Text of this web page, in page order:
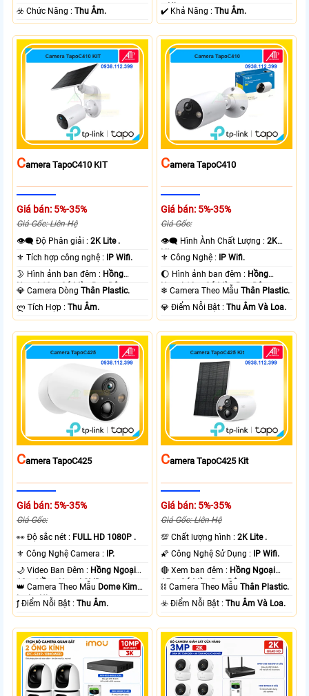
️☣️ Chức Năng :Thu Âm.
+ Nhựa.
️✔️ Khả Năng :Thu Âm.
CAmera TapoC410 KIT
Giá bán: 5%-35%
Giá Gốc: Liên Hệ
👁️‍🗨 Độ Phân giải :2K Lite .
⚜️ Tích hợp công nghệ : IP Wifi.
🌛 Hình ảnh ban đêm : Hồng
Ngoại 10m Có Màu Ban Ðêm.
💎 Camera DòngThân Plastic.
️ლ Tích Hợp :Thu Âm.
CAmera TapoC410
Giá bán: 5%-35%
Giá Gốc:
👁️‍🗨 Hình Ành Chất Lượng :2K
Lite .
⚜️ Công Nghệ : IP Wifi.
🌔 Hình ảnh ban đêm : Hồng
Ngoại 10m Có Màu Ban Ðêm.
❄ Camera Theo MẫuThân Plastic.
️💎 Điểm Nỗi Bật :Thu Âm Và Loa.
CAmera TapoC425
Giá bán: 5%-35%
Giá Gốc:
️👀 Độ sắc nét : FULL HD 1080P .
⚜️ Công Nghệ Camera : IP.
🌙 Video Ban Đêm : Hồng Ngoại
10m Hồng Ngoại SMD.
👑 Camera Theo Mẫu Dome Kim
loại + Nhựa.
️ƒ Điểm Nỗi Bật :Thu Âm.
CAmera TapoC425 Kit
Giá bán: 5%-35%
Giá Gốc: Liên Hệ
💯 Chất lượng hình :2K Lite .
🌠 Công Nghệ Sử Dụng : IP Wifi.
🔴 Xem ban đêm : Hồng Ngoại
15m Có Màu Ban Ðêm.
⛓ Camera Theo MẫuThân Plastic.
️☣️ Điểm Nỗi Bật :Thu Âm Và Loa.